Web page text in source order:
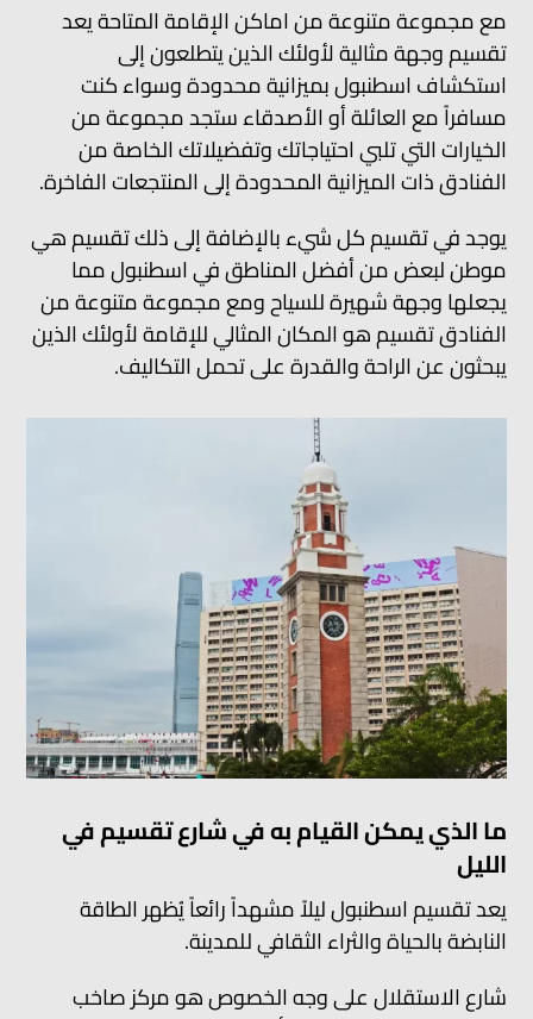
مع مجموعة متنوعة من اماكن الإقامة المتاحة يعد
تقسيم وجهة مثالية لأولئك الذين يتطلعون إلى
استكشاف اسطنبول بميزانية محدودة وسواء كنت
مسافراً مع العائلة أو الأصدقاء ستجد مجموعة من
الخيارات التي تلبي احتياجاتك وتفضيلاتك الخاصة من
الفنادق ذات الميزانية المحدودة إلى المنتجعات الفاخرة.
يوجد في تقسيم كل شيء بالإضافة إلى ذلك تقسيم هي
موطن لبعض من أفضل المناطق في اسطنبول مما
يجعلها وجهة شهيرة للسياح ومع مجموعة متنوعة من
الفنادق تقسيم هو المكان المثالي للإقامة لأولئك الذين
يبحثون عن الراحة والقدرة على تحمل التكاليف.
ما الذي يمكن القيام به في شارع تقسيم في
الليل
يعد تقسيم اسطنبول ليلاً مشهداً رائعاً يُظهر الطاقة
النابضة بالحياة والثراء الثقافي للمدينة.
شارع الاستقلال على وجه الخصوص هو مركز صاخب